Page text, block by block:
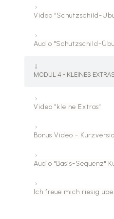
Video "Schutzschild-
Audio "Schutzschild-
MODUL 4 - KLEINES
Video "kleine Extras"
Bonus Video -
Audio "Basis-Sequenz"
Ich freue mich riesig